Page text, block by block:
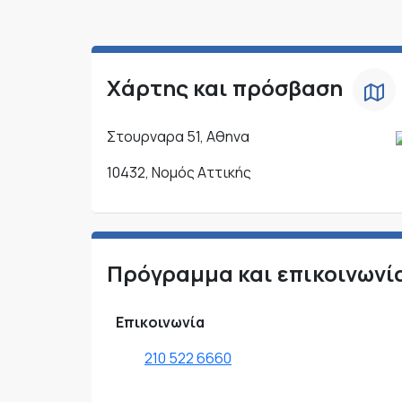
Χάρτης και πρόσβαση
Στουρναρα 51, Αθηνα
10432, Νομός Αττικής
Πρόγραμμα και
Επικοινωνία
210 522 6660